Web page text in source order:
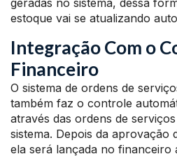
geradas no sistema, dessa
estoque vai se atualizando
Integração Com o
Financeiro
O sistema de ordens de
também faz o controle
através das ordens de
sistema. Depois da aprovação
ela será lançada no financeiro